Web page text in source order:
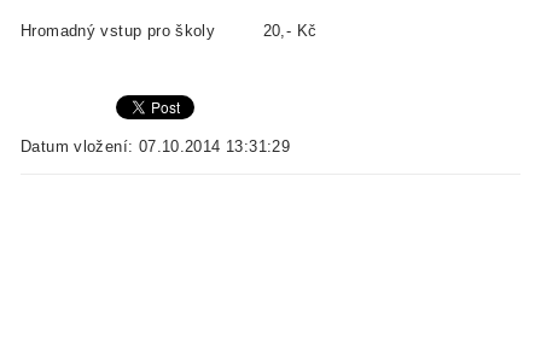
Hromadný vstup pro školy 20,- Kč
Datum vložení: 07.10.2014 13:31:29